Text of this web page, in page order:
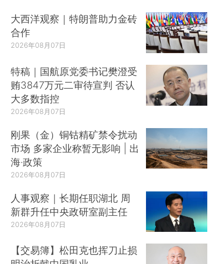
大西洋观察｜特朗普助力金砖
合作
2026年08月07日
特稿｜国航原党委书记樊澄受
贿3847万元二审待宣判 否认
大多数指控
2026年08月07日
刚果（金）铜钴精矿禁令扰动
市场 多家企业称暂无影响 | 出
海·政策
2026年08月07日
人事观察｜长期任职湖北 周
新群升任中央政研室副主任
2026年08月07日
【交易簿】松田克也挥刀止损